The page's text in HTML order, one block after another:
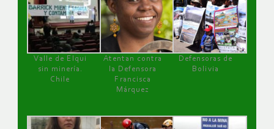
Valle de Elqui
sin minería.
Chile
Atentan contra
la Defensora
Francisca
Márquez
Defensoras de
Bolivia